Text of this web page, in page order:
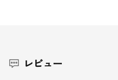
レビュー